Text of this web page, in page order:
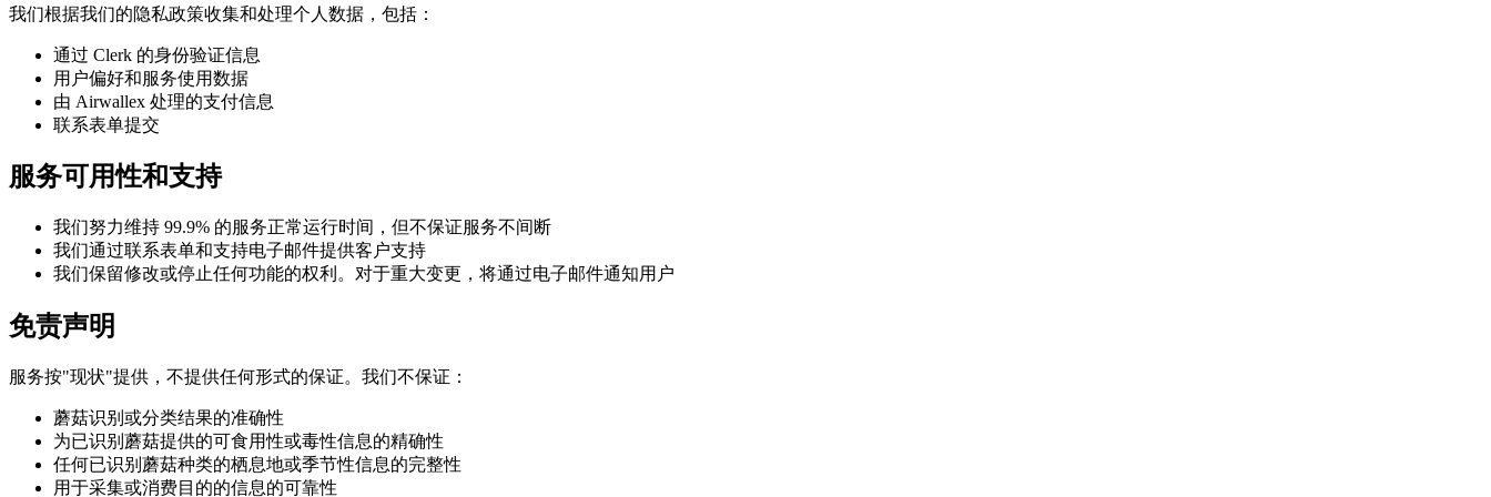
我们根据我们的隐私政策收集和处理个人数据，包括：
通过 Clerk 的身份验证信息
用户偏好和服务使用数据
由 Airwallex 处理的支付信息
联系表单提交
服务可用性和支持
我们努力维持 99.9% 的服务正常运行时间，但不保证服务不间断
我们通过联系表单和支持电子邮件提供客户支持
我们保留修改或停止任何功能的权利。对于重大变更，将通过电子邮件通知用户
免责声明
服务按"现状"提供，不提供任何形式的保证。我们不保证：
蘑菇识别或分类结果的准确性
为已识别蘑菇提供的可食用性或毒性信息的精确性
任何已识别蘑菇种类的栖息地或季节性信息的完整性
用于采集或消费目的的信息的可靠性